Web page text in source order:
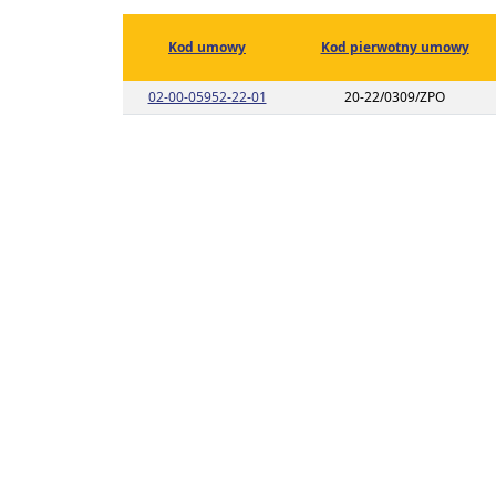
Kod umowy Kod pierwotny umowy
02-00-05952-22-01 Link do listy planu umowy o kodzie
20-22/0309/ZPO